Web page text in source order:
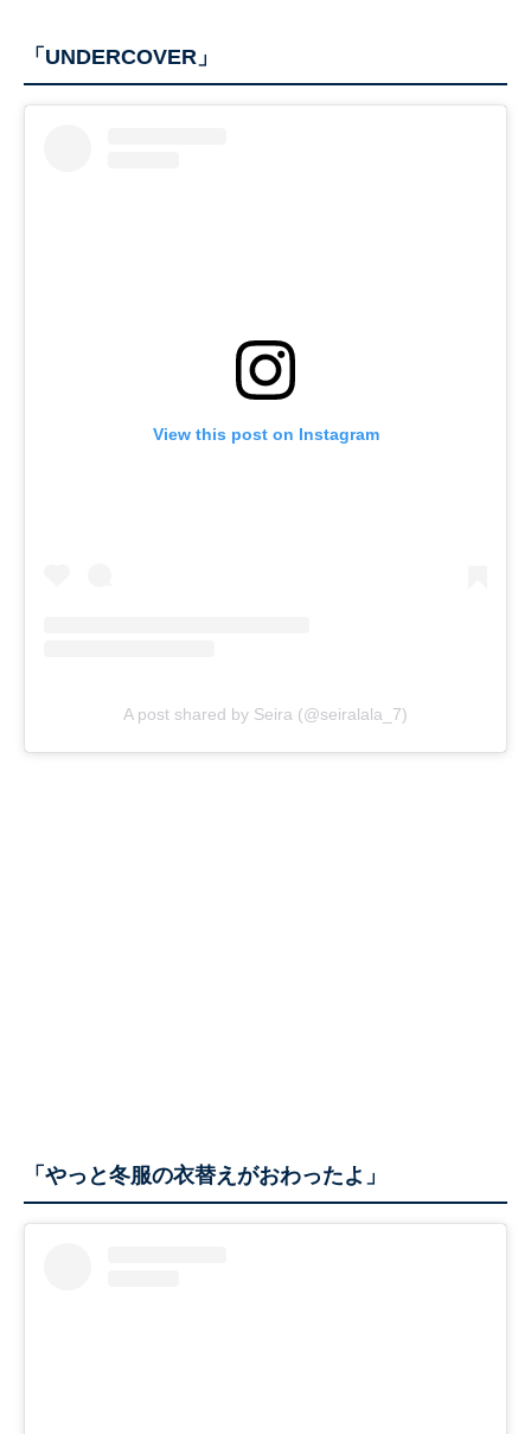
「UNDERCOVER」
View this post on Instagram
A post shared by Seira (@seiralala_7)
「やっと冬服の衣替えがおわったよ」